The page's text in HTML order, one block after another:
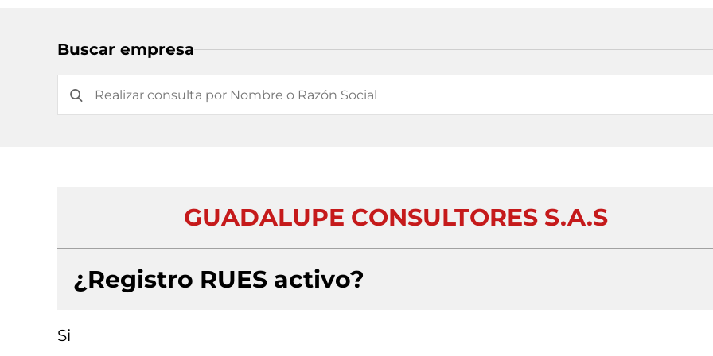
Buscar empresa
GUADALUPE CONSULTORES S.A.S
¿Registro RUES activo?
Si